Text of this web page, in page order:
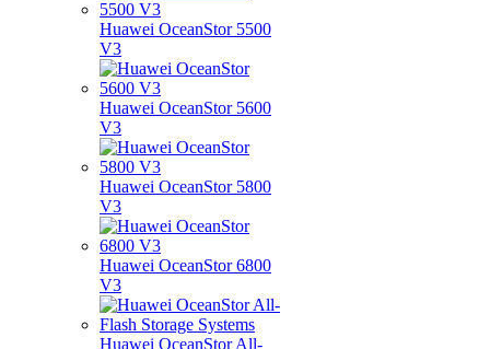
Huawei OceanStor 5500
V3
Huawei OceanStor 5600
V3
Huawei OceanStor 5800
V3
Huawei OceanStor 6800
V3
Huawei OceanStor All-